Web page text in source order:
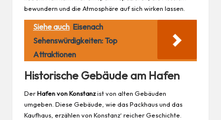
bewundern und die Atmosphäre auf sich wirken lassen.
Siehe auch Eisenach
Sehenswürdigkeiten: Top
Attraktionen
Historische Gebäude am Hafen
DerHafen von Konstanzist von alten Gebäuden
umgeben. Diese Gebäude, wie das Packhaus und das
Kaufhaus, erzählen von Konstanz‘ reicher Geschichte.